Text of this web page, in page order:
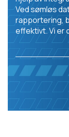
Ved sømløs
rapportering,
effektivt. Vi er